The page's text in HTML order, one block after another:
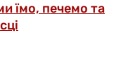
їмо, печемо та